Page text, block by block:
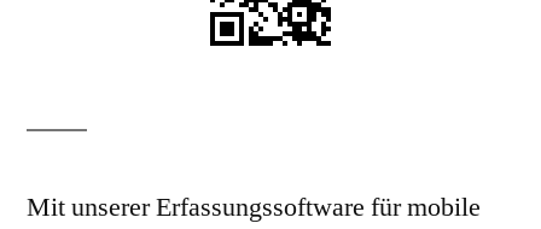
Mit unserer Erfassungssoftware für mobile